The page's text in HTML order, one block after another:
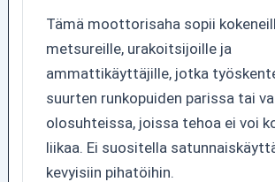
Tämä moottorisaha sopii
metsureille, urakoitsijoille ja
ammattikäyttäjille, jotka
suurten runkopuiden parissa tai
olosuhteissa, joissa tehoa ei voi
liikaa. Ei suositella
kevyisiin pihatöihin.